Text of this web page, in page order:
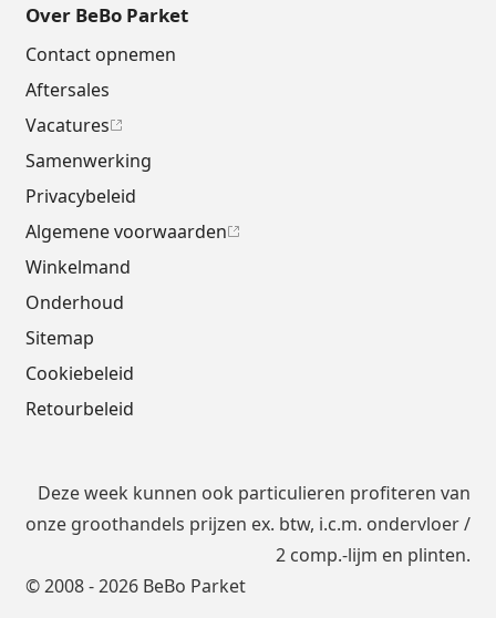
Over BeBo Parket
Contact opnemen
Aftersales
Vacatures
Samenwerking
Privacybeleid
Algemene voorwaarden
Winkelmand
Onderhoud
Sitemap
Cookiebeleid
Retourbeleid
© 2008 - 2026 BeBo Parket
Deze week kunnen ook particulieren profiteren van
onze groothandels prijzen ex. btw, i.c.m. ondervloer/
2 comp.-lijm en plinten.